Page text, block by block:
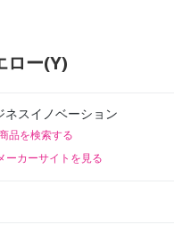
ロー(Y)
スイノベーション
品を検索する
ーカーサイトを見る